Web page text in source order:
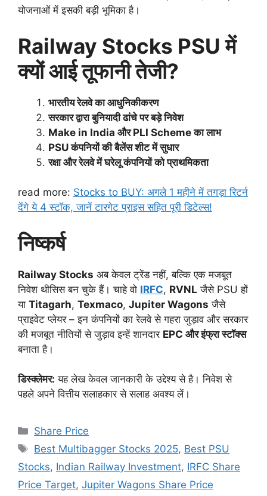
योजनाओं में इसकी बड़ी भूमिका है।
Railway Stocks PSU में
क्यों आई तूफानी तेजी?
भारतीय रेलवे का आधुनिकीकरण
सरकार द्वारा बुनियादी ढांचे पर बड़े निवेश
Make in India और PLI Scheme का लाभ
PSU कंपनियों की बैलेंस शीट में सुधार
रक्षा और रेलवे में घरेलू कंपनियों को प्राथमिकता
read more: Stocks to BUY: अगले 1 महीने में तगड़ा रिटर्न
देंगे ये 4 स्टाॅक, जानें टारगेट प्राइस सहित पूरी डिटेल्स!
निष्कर्ष
Railway Stocks अब केवल ट्रेंड नहीं, बल्कि एक मजबूत
निवेश थीसिस बन चुके हैं। चाहे वो IRFC, RVNL जैसे PSU हों
या Titagarh, Texmaco, Jupiter Wagons जैसे
प्राइवेट प्लेयर – इन कंपनियों का रेलवे से गहरा जुड़ाव और सरकार
की मजबूत नीतियों से जुड़ाव इन्हें शानदार EPC और इंफ्रा स्टॉक्स
बनाता है।
डिस्क्लेमर: यह लेख केवल जानकारी के उद्देश्य से है। निवेश से
पहले अपने वित्तीय सलाहकार से सलाह अवश्य लें।
Categories
Share Price
Tags
Best Multibagger Stocks 2025, Best PSU
Stocks, Indian Railway Investment, IRFC Share
Price Target, Jupiter Wagons Share Price